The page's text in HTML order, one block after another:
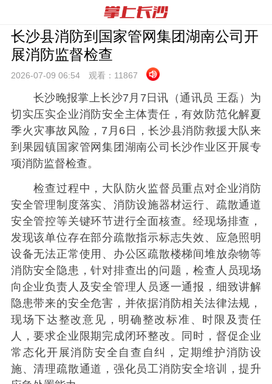
长沙县消防到国家管网集团湖南公司开
展消防监督检查
2026-07-09 06:54 观看： 11867
长沙晚报掌上长沙7月7日讯（通讯员 王磊）为
切实压实企业消防安全主体责任，有效防范化解夏
季火灾事故风险，7月6日，长沙县消防救援大队来
到果园镇国家管网集团湖南公司长沙作业区开展专
项消防监督检查。
检查过程中，大队防火监督员重点对企业消防
安全管理制度落实、消防设施器材运行、疏散通道
安全管控等关键环节进行全面核查。经现场排查，
发现该单位存在部分疏散指示标志失效、应急照明
设备无法正常使用、办公区疏散楼梯间堆放杂物等
消防安全隐患，针对排查出的问题，检查人员现场
向企业负责人及安全管理人员逐一通报，细致讲解
隐患带来的安全危害，并依据消防相关法律法规，
现场下达整改意见，明确整改标准、时限及责任
人，要求企业限期完成闭环整改。同时，督促企业
常态化开展消防安全自查自纠，定期维护消防设
施、清理疏散通道，强化员工消防安全培训，提升